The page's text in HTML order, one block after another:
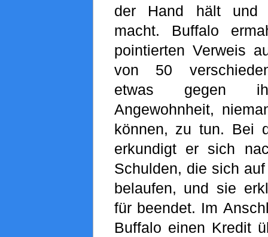
der Hand hält und
macht. Buffalo
pointierten Verweis
von 50
etwas gegen
Angewohnheit,
können, zu tun. Bei
erkundigt er sich
Schulden, die sich
belaufen, und sie
für beendet. Im
Buffalo einen Kredit